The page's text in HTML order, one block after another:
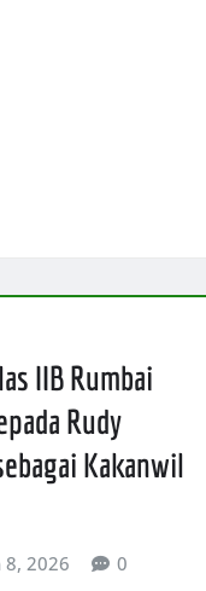
IIB Rumbai
Rudy
Kakanwil
8, 2026 0